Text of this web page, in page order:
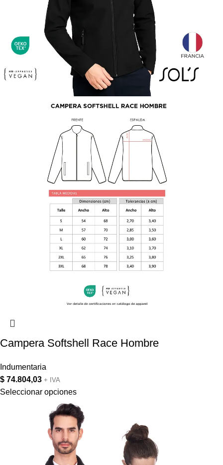
Campera Softshell Race Hombre
Indumentaria
$ 74.804,03 + IVA
Seleccionar opciones